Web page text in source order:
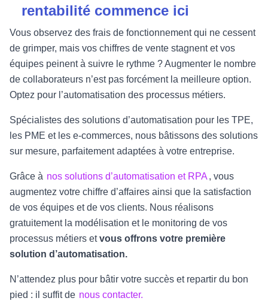
rentabilité commence ici
Vous observez des frais de fonctionnement qui ne cessent
de grimper, mais vos chiffres de vente stagnent et vos
équipes peinent à suivre le rythme ? Augmenter le nombre
de collaborateurs n’est pas forcément la meilleure option.
Optez pour l’automatisation des processus métiers.
Spécialistes des solutions d’automatisation pour les TPE,
les PME et les e-commerces, nous bâtissons des solutions
sur mesure, parfaitement adaptées à votre entreprise.
Grâce à nos solutions d’automatisation et RPA , vous
augmentez votre chiffre d’affaires ainsi que la satisfaction
de vos équipes et de vos clients. Nous réalisons
gratuitement la modélisation et le monitoring de vos
processus métiers etvous offrons votre première
solution d’automatisation.
N’attendez plus pour bâtir votre succès et repartir du bon
pied : il suffit de nous contacter.